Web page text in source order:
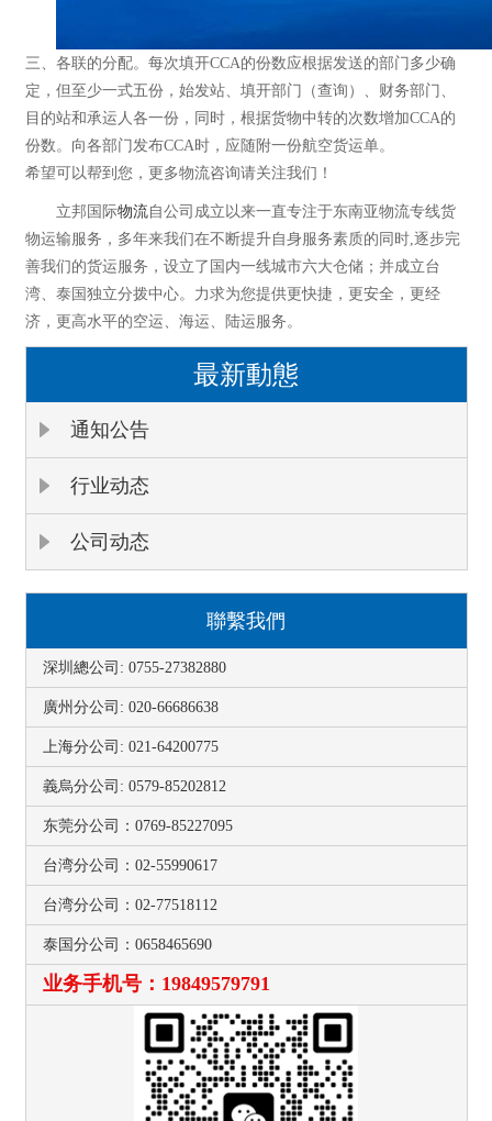
三、各联的分配。每次填开CCA的份数应根据发送的部门多少确
定，但至少一式五份，始发站、填开部门（查询）、财务部门、
目的站和承运人各一份，同时，根据货物中转的次数增加CCA的
份数。向各部门发布CCA时，应随附一份航空货运单。
希望可以帮到您，更多物流咨询请关注我们！
立邦国际物流自公司成立以来一直专注于东南亚物流专线货
物运输服务，多年来我们在不断提升自身服务素质的同时,逐步完
善我们的货运服务，设立了国内一线城市六大仓储；并成立台
湾、泰国独立分拨中心。力求为您提供更快捷，更安全，更经
济，更高水平的空运、海运、陆运服务。
最新動態
通知公告
行业动态
公司动态
聯繫我們
深圳總公司: 0755-27382880
廣州分公司: 020-66686638
上海分公司: 021-64200775
義烏分公司: 0579-85202812
东莞分公司：0769-85227095
台湾分公司：02-55990617
台湾分公司：02-77518112
泰国分公司：0658465690
业务手机号：19849579791